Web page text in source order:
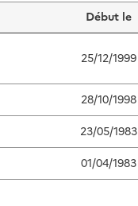
Début le
25/12/1999
28/10/1998
23/05/1983
01/04/1983